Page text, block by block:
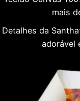
mais
Detalhes da
adorável